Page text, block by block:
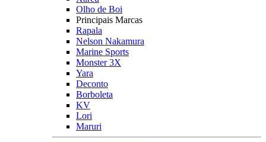
Olho de Boi
Principais Marcas
Rapala
Nelson Nakamura
Marine Sports
Monster 3X
Yara
Deconto
Borboleta
KV
Lori
Maruri